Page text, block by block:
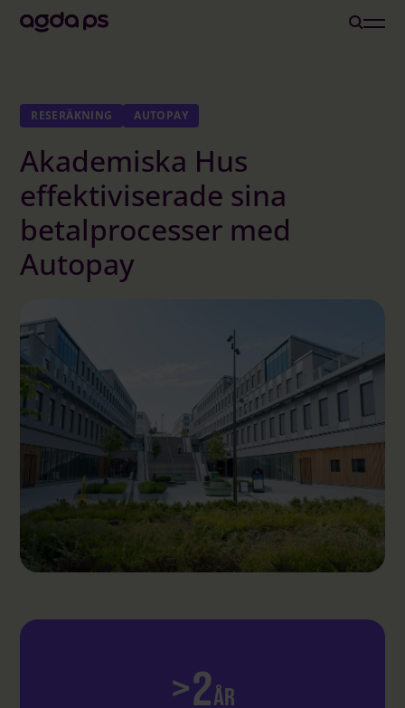
Lösningar
Branscher och Roller
Löneoutsourcing
Inspiration
Om oss
Karriär
Logga in på Communityn
RESERÄKNING AUTOPAY
Akademiska Hus
effektiviserade sina
betalprocesser med
Autopay
>2år